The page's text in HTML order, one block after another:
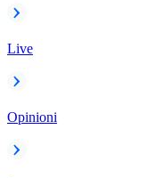
Live
Opinioni